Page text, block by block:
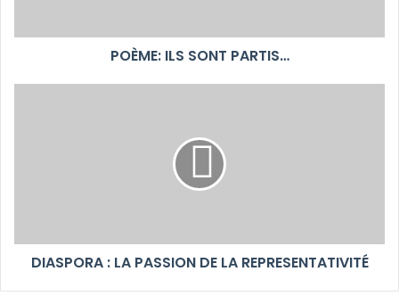
POÈME: ILS SONT PARTIS…
DIASPORA : LA PASSION DE LA REPRESENTATIVITÉ